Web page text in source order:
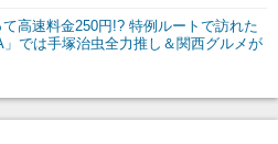
高速料金250円!? 特例ルートで訪れた
」では手塚治虫全力推し＆関西グルメが